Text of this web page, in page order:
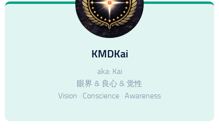
KMDKai
aka: Kai
眼界 & 良心 & 觉性
Vision · Conscience · Awareness